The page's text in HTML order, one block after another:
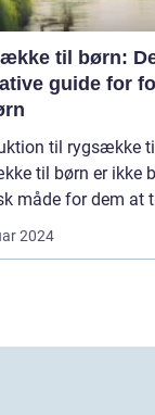
til børn:
guide for
til rygsække
til børn er ikke
måde for dem at
2024